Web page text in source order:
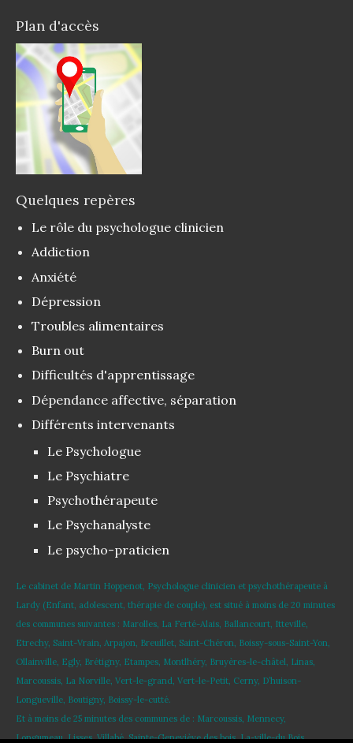
Plan d'accès
Quelques repères
Le rôle du psychologue clinicien
Addiction
Anxiété
Dépression
Troubles alimentaires
Burn out
Difficultés d'apprentissage
Dépendance affective, séparation
Différents intervenants
Le Psychologue
Le Psychiatre
Psychothérapeute
Le Psychanalyste
Le psycho-praticien
Le cabinet de Martin Hoppenot, Psychologue clinicien et psychothérapeute à
Lardy (Enfant, adolescent, thérapie de couple), est situé à moins de 20 minutes
des communes suivantes : Marolles, La Ferté-Alais, Ballancourt, Itteville,
Etrechy, Saint-Vrain, Arpajon, Breuillet, Saint-Chéron, Boissy-sous-Saint-Yon,
Ollainville, Egly, Brétigny, Etampes, Montlhéry, Bruyères-le-châtel, Linas,
Marcoussis, La Norville, Vert-le-grand, Vert-le-Petit, Cerny, D’huison-
Longueville, Boutigny, Boissy-le-cutté.
Et à moins de 25 minutes des communes de : Marcoussis, Mennecy,
Longumeau, Lisses, Villabé, Sainte-Geneviève des bois, La-ville-du Bois,